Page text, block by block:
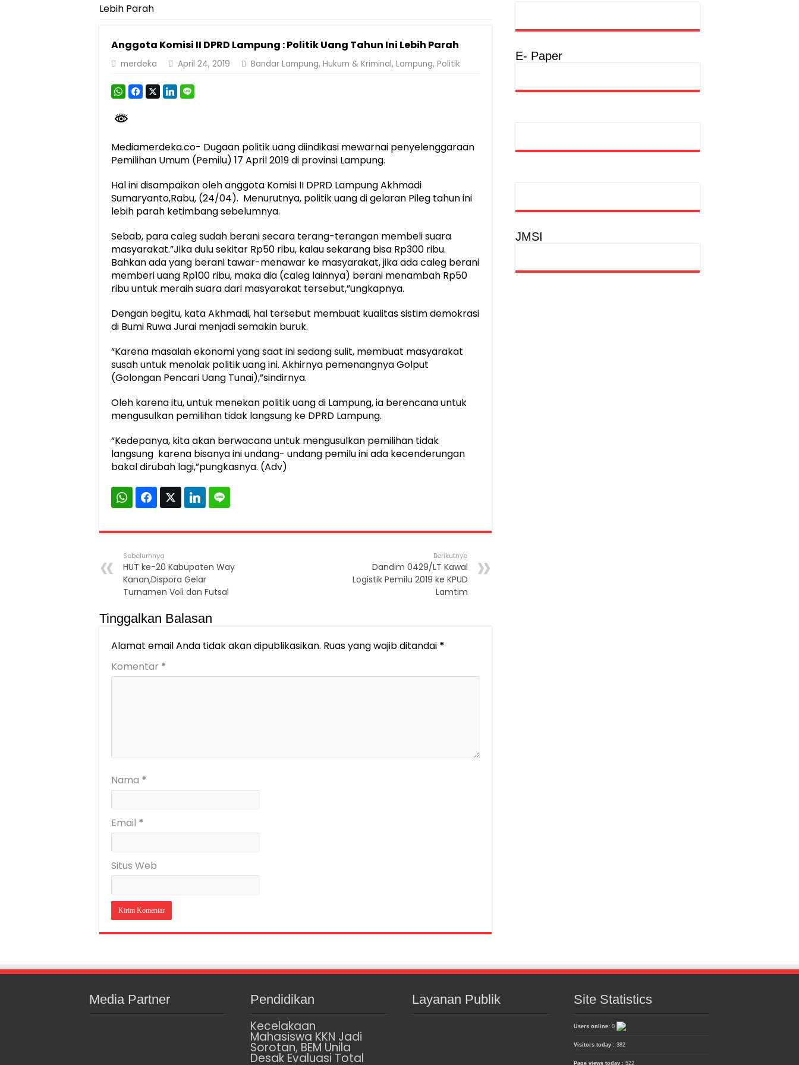
Pemprov Lampung Perkuat Pembangunan Rumah Layak Huni untuk Dukung SDM Unggul dan Masyarakat Sehat
Dirut Jasa Raharja Dampingi Wamenhub Tinjau Penanganan Korban KM Mutiara Sentosa II di RS PHC Surabaya
Pastikan Pelayanan Maksimal, Direksi Jasa Raharja Tinjau Korban Kebakaran KM Mutiara Sentosa II
Jasa Raharja Jamin Seluruh Korban Kebakaran KM Mutiara Sentosa II di Perairan Sumenep
Gubernur Mirza Ajak IAI Darul Fattah Cetak SDM Adaptif Berlandaskan Nilai Agama
Lebih Parah
Anggota Komisi II DPRD Lampung : Politik Uang Tahun Ini Lebih Parah
merdeka April 24, 2019 Bandar Lampung, Hukum & Kriminal, Lampung, Politik
Mediamerdeka.co- Dugaan politik uang diindikasi mewarnai penyelenggaraan
Pemilihan Umum (Pemilu) 17 April 2019 di provinsi Lampung.
Hal ini disampaikan oleh anggota Komisi II DPRD Lampung Akhmadi
Sumaryanto,Rabu, (24/04). Menurutnya, politik uang di gelaran Pileg tahun ini
lebih parah ketimbang sebelumnya.
Sebab, para caleg sudah berani secara terang-terangan membeli suara
masyarakat.”Jika dulu sekitar Rp50 ribu, kalau sekarang bisa Rp300 ribu.
Bahkan ada yang berani tawar-menawar ke masyarakat, jika ada caleg berani
memberi uang Rp100 ribu, maka dia (caleg lainnya) berani menambah Rp50
ribu untuk meraih suara dari masyarakat tersebut,”ungkapnya.
Dengan begitu, kata Akhmadi, hal tersebut membuat kualitas sistim demokrasi
di Bumi Ruwa Jurai menjadi semakin buruk.
“Karena masalah ekonomi yang saat ini sedang sulit, membuat masyarakat
susah untuk menolak politik uang ini. Akhirnya pemenangnya Golput
(Golongan Pencari Uang Tunai),”sindirnya.
Oleh karena itu, untuk menekan politik uang di Lampung, ia berencana untuk
mengusulkan pemilihan tidak langsung ke DPRD Lampung.
“Kedepanya, kita akan berwacana untuk mengusulkan pemilihan tidak
langsung karena bisanya ini undang- undang pemilu ini ada kecenderungan
bakal dirubah lagi,”pungkasnya. (Adv)
Sebelumnya
HUT ke-20 Kabupaten Way
Kanan,Dispora Gelar
Turnamen Voli dan Futsal
Berikutnya
Dandim 0429/LT Kawal
Logistik Pemilu 2019 ke KPUD
Lamtim
Tinggalkan Balasan
Alamat email Anda tidak akan dipublikasikan. Ruas yang wajib ditandai *
Komentar *
Nama *
Email *
Situs Web
E- Paper
JMSI
Media Partner Pendidikan
Kecelakaan
Mahasiswa KKN Jadi
Sorotan, BEM Unila
Desak Evaluasi Total
Layanan Publik Site Statistics
Users online: 0
Visitors today : 382
Page views today : 522